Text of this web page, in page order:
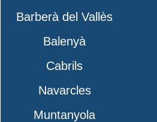
Barberà del Vallès
Balenyà
Cabrils
Navarcles
Muntanyola